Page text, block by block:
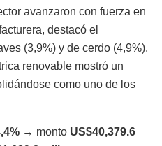
avanzaron con fuerza en
destacó el
(3,9%) y de cerdo (4,9%).
renovable mostró un
como uno de los
→ monto US$40,379.6